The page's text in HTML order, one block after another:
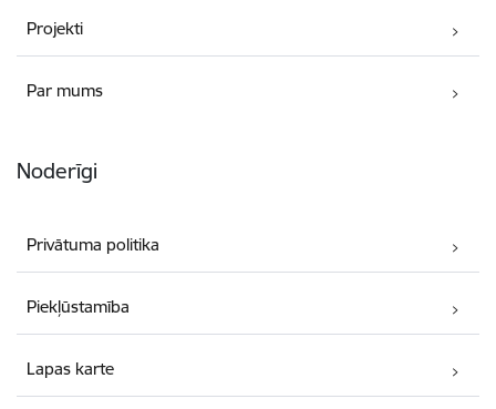
Projekti
Par mums
Noderīgi
Privātuma politika
Piekļūstamība
Lapas karte